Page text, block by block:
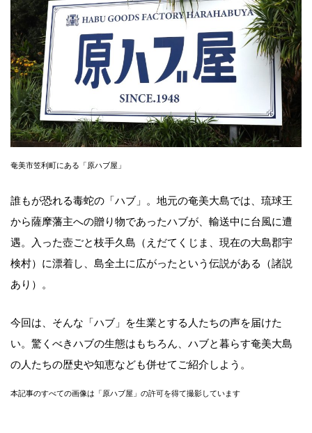
奄美市笠利町にある「原ハブ屋」
誰もが恐れる毒蛇の「ハブ」。地元の奄美大島では、琉球王
から薩摩藩主への贈り物であったハブが、輸送中に台風に遭
遇。入った壺ごと枝手久島（えだてくじま、現在の大島郡宇
検村）に漂着し、島全土に広がったという伝説がある（諸説
あり）。
今回は、そんな「ハブ」を生業とする人たちの声を届けた
い。驚くべきハブの生態はもちろん、ハブと暮らす奄美大島
の人たちの歴史や知恵なども併せてご紹介しよう。
本記事のすべての画像は「原ハブ屋」の許可を得て撮影しています